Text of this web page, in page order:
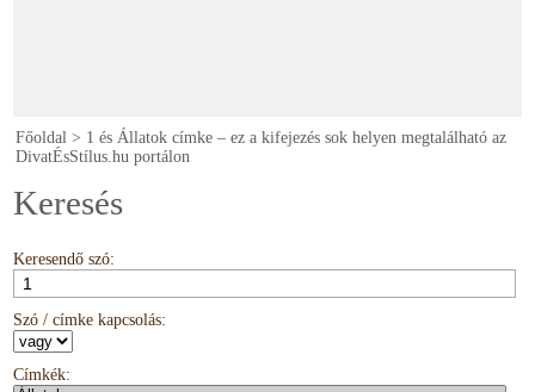
Főoldal > 1 és Állatok címke – ez a kifejezés sok helyen megtalálható az
DivatÉsStílus.hu portálon
Keresés
Keresendő szó:
Szó / címke kapcsolás:
Címkék: